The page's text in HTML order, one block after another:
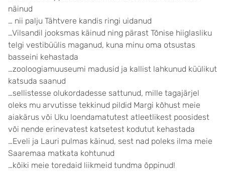
näinud
… nii palju Tähtvere kandis ringi uidanud
…Vilsandil jooksmas käinud ning pärast Tõnise hiiglasliku
telgi vestibüülis maganud, kuna minu oma otsustas
basseini kehastada
…zooloogiamuuseumi madusid ja kallist lahkunud küülikut
katsuda saanud
…sellistesse olukordadesse sattunud, mille tagajärjel
oleks mu arvutisse tekkinud pildid Margi kõhust meie
aiakärus või Uku loendamatutest atleetlikest poosidest
või nende erinevatest katsetest kodutut kehastada
…Eveli ja Lauri pulmas käinud, sest nad poleks ilma meie
Saaremaa matkata kohtunud
…kõiki meie toredaid liikmeid tundma õppinud!